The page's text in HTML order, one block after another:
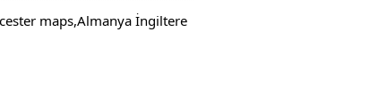
maps,Almanya İngiltere